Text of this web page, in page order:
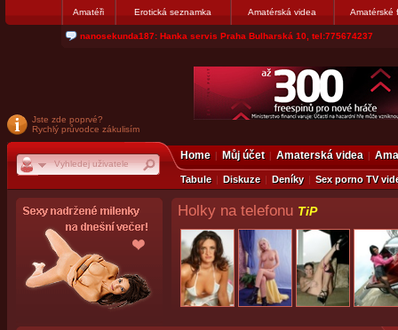
Amatéři Erotická seznamka Amatérská videa Amatérské
jjoseff: Najde se par, ktery nekdy přemýšlel o divákovi. Napiste
Jste zde poprvé?
Rychlý průvodce zákulisím
Home Můj účet Amaterská videa
Tabule Diskuze Deníky Sex porno TV
Holky na telefonu TiP